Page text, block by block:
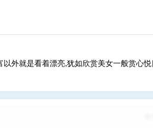
外就是看着漂亮,犹如欣赏美女一般赏心悦